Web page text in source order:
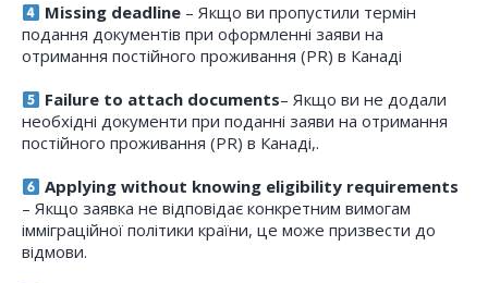
Missing deadline – Якщо ви пропустили термін
подання документів при оформленні заяви на
отримання постійного проживання (PR) в Канаді
Failure to attach documents– Якщо ви не додали
необхідні документи при поданні заяви на отримання
постійного проживання (PR) в Канаді,.
Applying without knowing eligibility requirements
– Якщо заявка не відповідає конкретним вимогам
імміграційної політики країни, це може призвести до
відмови.